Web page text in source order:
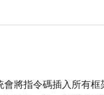
將指令碼插入所有框